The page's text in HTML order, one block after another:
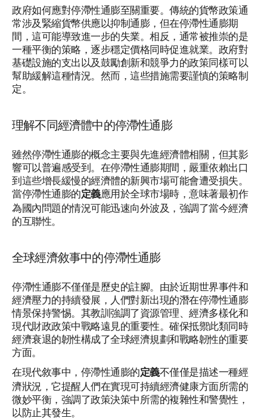
政府如何應對停滯性通膨至關重要。傳統的貨幣政策通
常涉及緊縮貨幣供應以抑制通膨，但在停滯性通膨期
間，這可能導致進一步的失業。相反，通常被推崇的是
一種平衡的策略，逐步穩定價格同時促進就業。政府對
基礎設施的支出以及鼓勵創新和競爭力的政策同樣可以
幫助緩解這種情況。然而，這些措施需要謹慎的策略制
定。
理解不同經濟體中的停滯性通膨
雖然停滯性通膨的概念主要與先進經濟體相關，但其影
響可以普遍感受到。在停滯性通膨期間，嚴重依賴出口
到這些增長緩慢的經濟體的新興市場可能會遭受損失。
當停滯性通膨的定義應用於全球市場時，意味著最初作
為國內問題的情況可能迅速向外波及，強調了當今經濟
的互聯性。
全球經濟敘事中的停滯性通膨
停滯性通膨不僅僅是歷史的註腳。由於近期世界事件和
經濟壓力的持續發展，人們對新出現的潛在停滯性通膨
情景保持警惕。其教訓強調了資源管理、經濟多樣化和
現代財政政策中戰略遠見的重要性。確保抵禦此類同時
經濟衰退的韌性構成了全球經濟規劃和戰略韌性的重要
方面。
在現代敘事中，停滯性通膨的定義不僅僅是描述一種經
濟狀況，它提醒人們在實現可持續經濟健康方面所需的
微妙平衡，強調了政策決策中所需的複雜性和警覺性，
以防止其發生。